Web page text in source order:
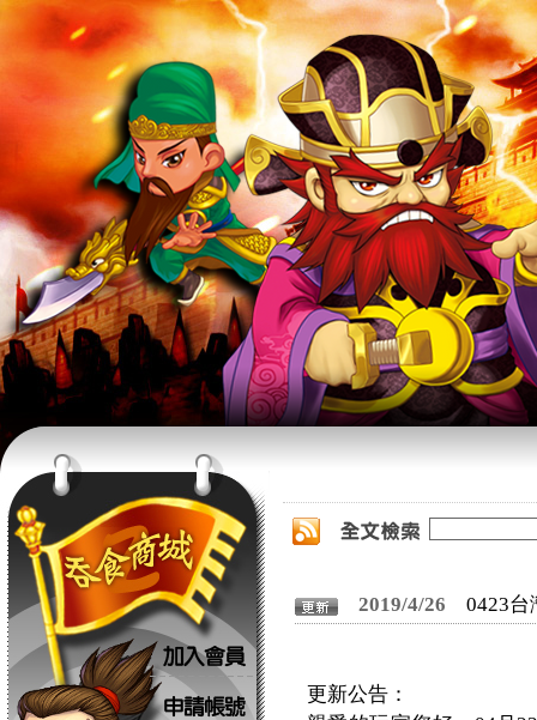
2019/4/26 0423台
更新公告：